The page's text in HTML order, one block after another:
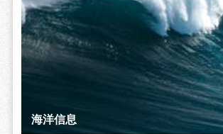
不忘初心、牢记使命
海洋信息
海湖信息专委会
校友之家
师生风采
学院大事记